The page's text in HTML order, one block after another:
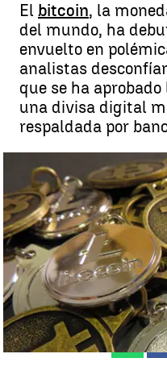
El bitcoin, la
del mundo, ha
envuelto en
analistas
que se ha
una divisa digital
respaldada por
El bitcoin debuta en la
Antena 3 Noticias
Publicado:11 de diciembre